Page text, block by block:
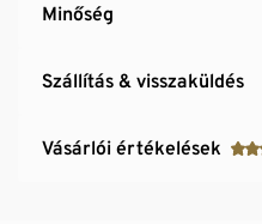
Minőség
Szállítás & visszaküldés
Vásárlói értékelések